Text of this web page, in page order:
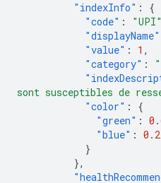
"indexInfo" :
{
"code" : "UPI"
"displayName"
"value" : 1 ,
"category" :
sont susceptibles de
"color" :
{
"green" :
"blue" :
}
},